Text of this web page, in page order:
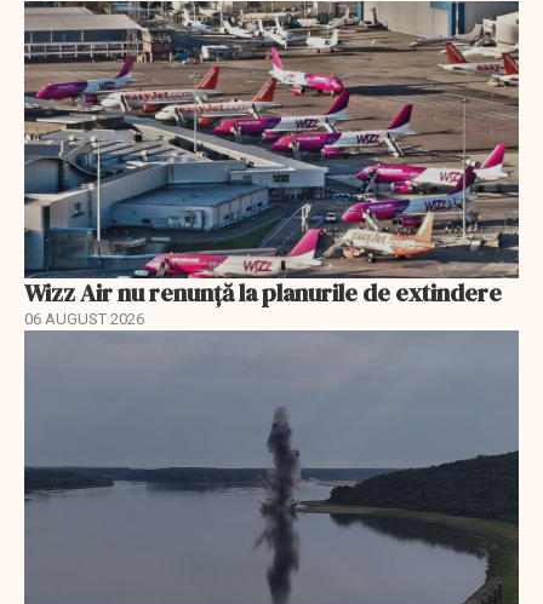
Wizz Air nu renunță la planurile de extindere
06 AUGUST 2026